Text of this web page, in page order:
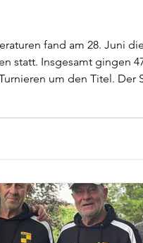
fand am 28. Juni
statt. Insgesamt gingen
um den Titel. Der